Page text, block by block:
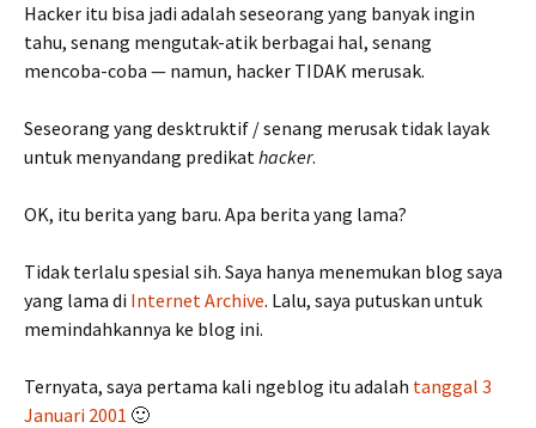
Hacker itu bisa jadi adalah seseorang yang banyak ingin
tahu, senang mengutak-atik berbagai hal, senang
mencoba-coba — namun, hacker TIDAK merusak.
Seseorang yang desktruktif / senang merusak tidak layak
untuk menyandang predikathacker.
OK, itu berita yang baru. Apa berita yang lama?
Tidak terlalu spesial sih. Saya hanya menemukan blog saya
yang lama di Internet Archive. Lalu, saya putuskan untuk
memindahkannya ke blog ini.
Ternyata, saya pertama kali ngeblog itu adalah tanggal 3
Januari 2001 🙂